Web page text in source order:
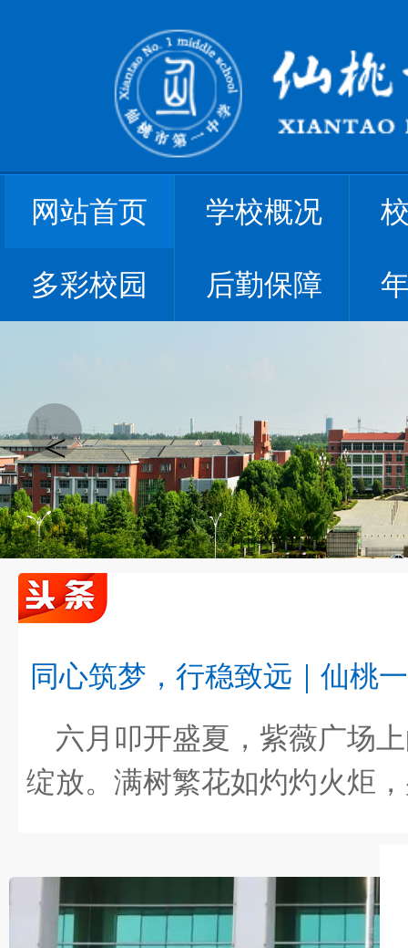
网站首页 学校概况
多彩校园 后勤保障
<
同心筑梦，行稳致远｜仙桃
六月叩开盛夏，紫薇广场
绽放。满树繁花如灼灼火炬
回响”教育信念的深情印证。
十八而志承大任，青春逐梦向未来 | 仙桃一中…